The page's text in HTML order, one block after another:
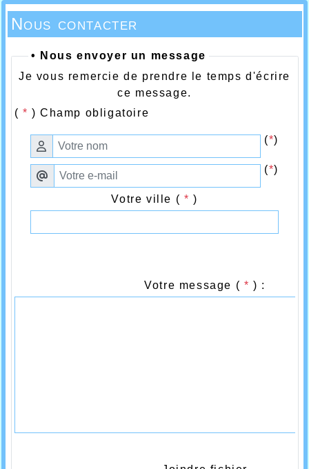
Nous contacter
• Nous envoyer un message
Je vous remercie de prendre le temps d'écrire
ce message.
( * ) Champ obligatoire
(*)
(*)
Votre ville ( * )
Votre message ( * ) :